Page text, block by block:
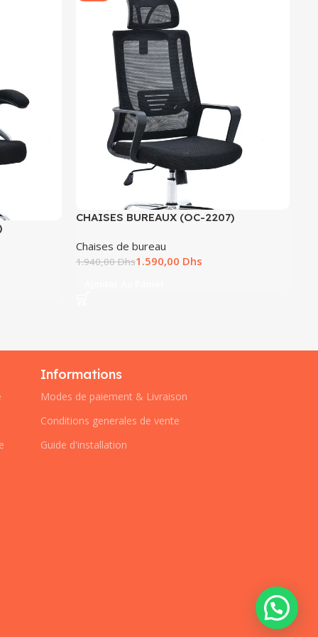
CHAISES BUREAUX (OC-2207)
Chaises de bureau
1.940,00Dhs1.590,00 Dhs
Informations
Modes de paiement & Livraison
Conditions generales de vente
Guide d'installation